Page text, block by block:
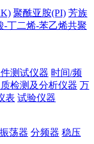
聚酰亚胺(PI) 芳族
-丁二烯-苯乙烯共聚
测试仪器 时间/频
检测及分析仪器 万
表 试验仪器
振荡器 分频器 稳压